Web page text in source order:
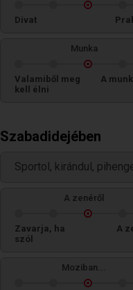
Divat
Munka
Valamiből meg
kell élni
A
Szabadidejében
Sportol, kirándul,
A zenéről
Zavarja, ha
szól
A
Moziban...